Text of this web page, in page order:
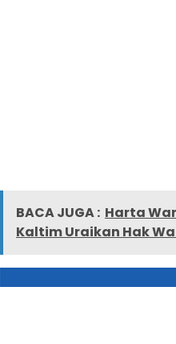
BACA JUGA : Harta
Kaltim Uraikan Hak